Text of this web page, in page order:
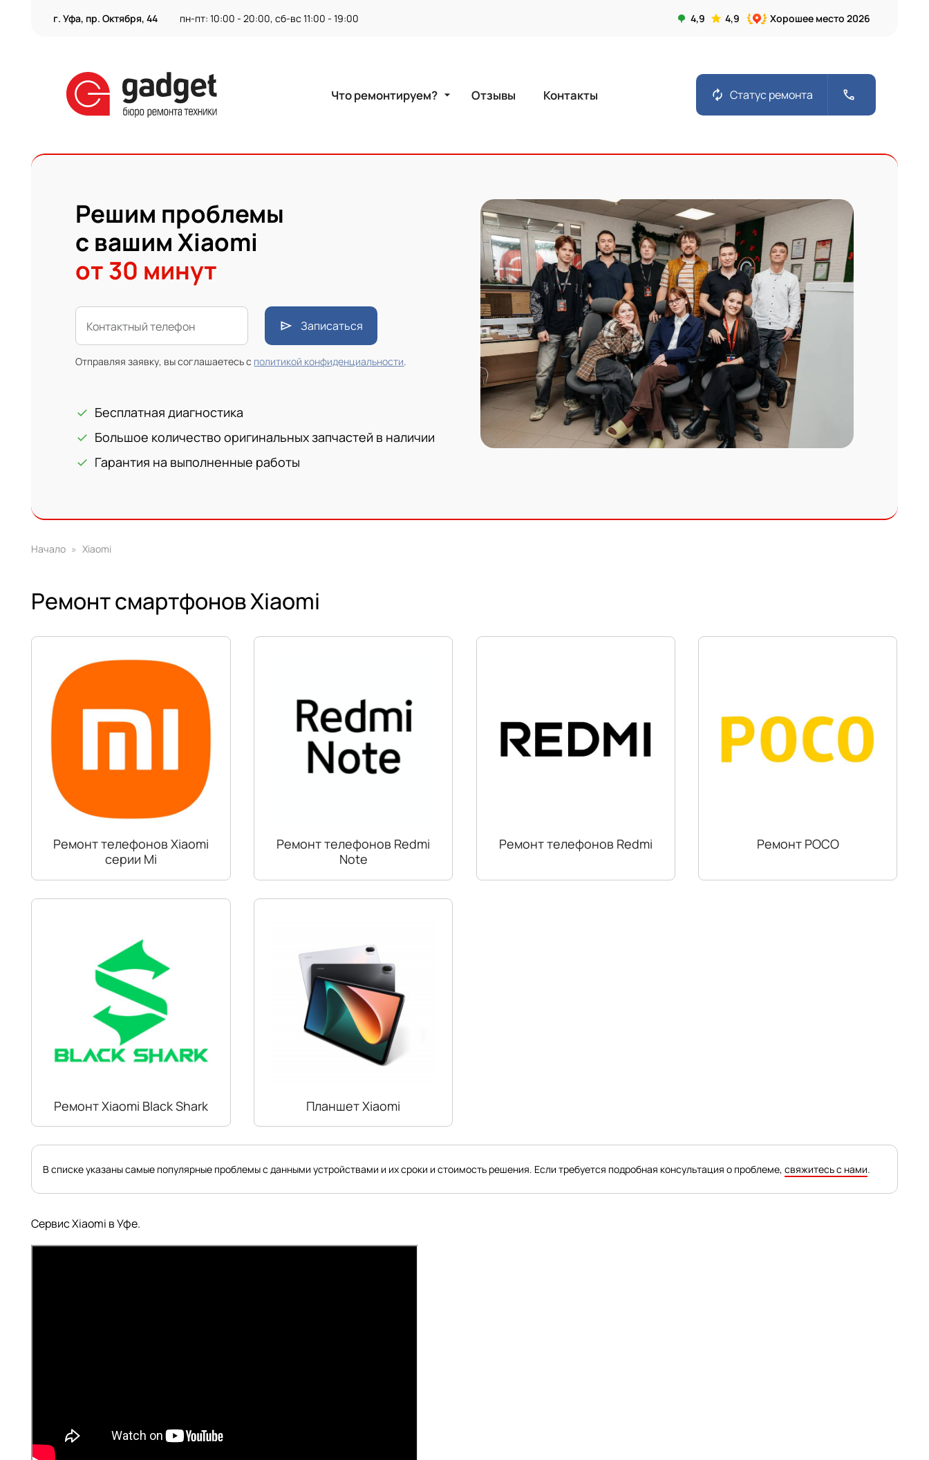
г. Уфа, пр. Октября, 44 пн-пт: 10:00 - 20:00, сб-вс 11:00 - 19:00 4,9 4,9 Хорошее место 2026
Что ремонтируем? arrow_drop_down Отзывы Контакты autorenew Статус ремонта call
Решим проблемы
с вашимXiaomi
от 30 минут
Контактный телефон send Записаться
Отправляя заявку, вы соглашаетесь с политикой конфиденциальности.
check Бесплатная диагностика
check Большое количество оригинальных запчастей в наличии
check Гарантия на выполненные работы
Начало Xiaomi
Ремонт смартфонов Xiaomi
Ремонт телефонов Xiaomi
серии Mi
Ремонт телефонов Redmi
Note
Ремонт телефонов Redmi Ремонт POCO
Ремонт Xiaomi Black Shark Планшет Xiaomi
В списке указаны самые популярные проблемы с данными устройствами и их сроки и стоимость решения. Если требуется подробная консультация о проблеме,свяжитесь с нами.
Сервис Xiaomi в Уфе.